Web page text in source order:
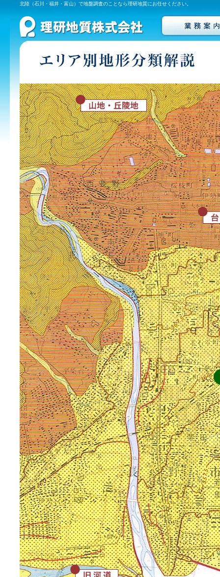
北陸（石川・福井・富山）で地盤調査のことなら理研地質にお任せください。